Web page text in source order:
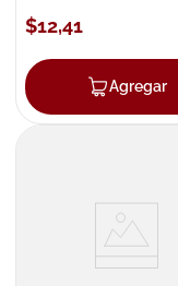
$12,41
Agregar